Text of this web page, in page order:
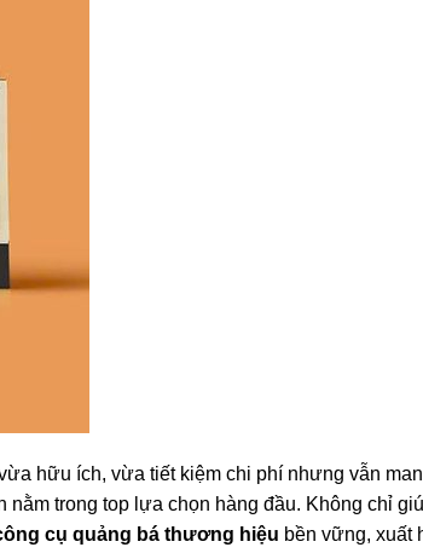
hữu ích, vừa tiết kiệm chi phí nhưng vẫn
nằm trong top lựa chọn hàng đầu. Không chỉ
cụ quảng bá thương hiệu bền vững, xuất